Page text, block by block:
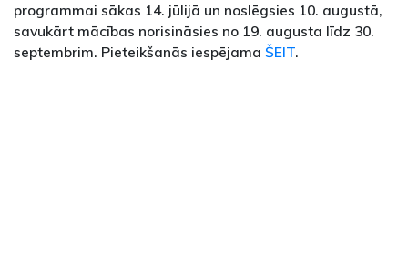
programmai sākas 14. jūlijā un noslēgsies 10. augustā,
savukārt mācības norisināsies no 19. augusta līdz 30.
septembrim. Pieteikšanās iespējama ŠEIT.